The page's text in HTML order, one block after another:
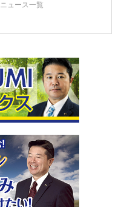
ニュース一覧